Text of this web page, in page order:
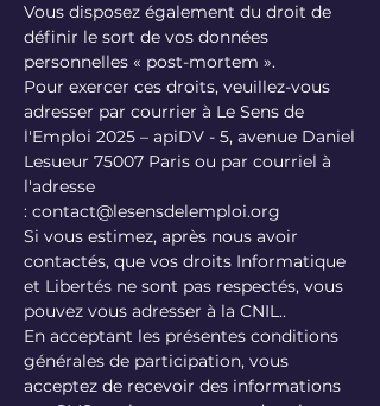
Vous disposez également du droit de
définir le sort de vos données
personnelles « post-mortem ».
Pour exercer ces droits, veuillez-vous
adresser par courrier à Le Sens de
l'Emploi 2025 – apiDV - 5, avenue Daniel
Lesueur 75007 Paris ou par courriel à
l'adresse
: contact@lesensdelemploi.org
Si vous estimez, après nous avoir
contactés, que vos droits Informatique
et Libertés ne sont pas respectés, vous
pouvez vous adresser à la CNIL..
En acceptant les présentes conditions
générales de participation, vous
acceptez de recevoir des informations